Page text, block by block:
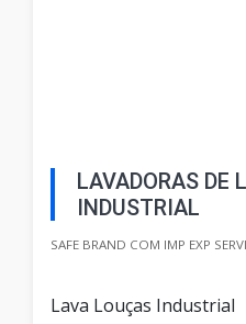
LAVADORAS DE
INDUSTRIAL
SAFE BRAND COM IMP EXP
Lava Louças Industrial